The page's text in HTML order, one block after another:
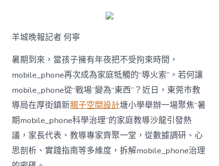
治
理
難
題？
讓
mobilJIUYI
俱
意
空
間
設
羊城晚報記者 何寧
暑期到來，當孩子擁有年夜把不受拘束時間，
mobile_phone再次成為家庭牴觸的“導火索”。若何讓
mobile_phone從“戰場”變為“東西”？近日，東莞市教
導局在厚街鎮新親子空間設計塘小學舉辦一場聚焦“暑
期mobile_phone科學治理”的家庭教導沙龍引發熱
議，家長代表、教導專家齊聚一堂，從數據調研、心
思剖析、實踐指南等多維度，拆解mobile_phone治理